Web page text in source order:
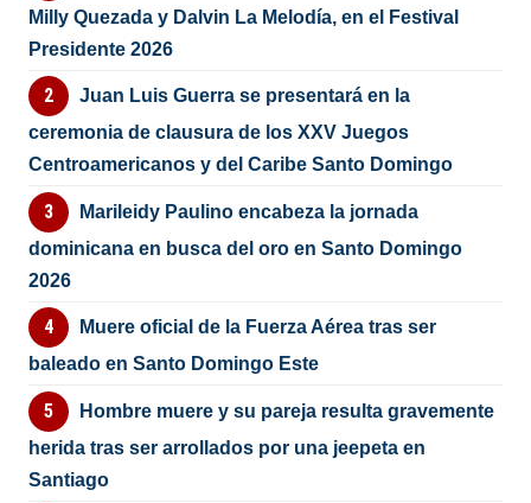
Milly Quezada y Dalvin La Melodía, en el Festival
Presidente 2026
Juan Luis Guerra se presentará en la
ceremonia de clausura de los XXV Juegos
Centroamericanos y del Caribe Santo Domingo
Marileidy Paulino encabeza la jornada
dominicana en busca del oro en Santo Domingo
2026
Muere oficial de la Fuerza Aérea tras ser
baleado en Santo Domingo Este
Hombre muere y su pareja resulta gravemente
herida tras ser arrollados por una jeepeta en
Santiago